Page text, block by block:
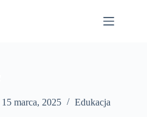
15 marca, 2025 Edukacja